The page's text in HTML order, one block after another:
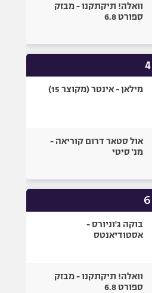
וואלה! תיקתקנו - מבזק
ספורט 6.8
מילאן - אינטר (מקוצר 15)
אול סטאר דרום קוריאה -
מנ' סיטי
בוקה ג'וניורס -
אסטודיאנטס
וואלה! תיקתקנו - מבזק
ספורט 6.8